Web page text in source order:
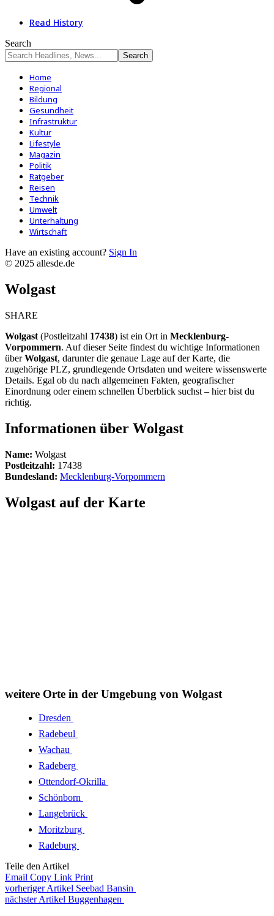
Read History
Search
Home
Regional
Bildung
Gesundheit
Infrastruktur
Kultur
Lifestyle
Magazin
Politik
Ratgeber
Reisen
Technik
Umwelt
Unterhaltung
Wirtschaft
Have an existing account? Sign In
© 2025 allesde.de
Wolgast
SHARE
Wolgast (Postleitzahl 17438) ist ein Ort in Mecklenburg-
Vorpommern. Auf dieser Seite findest du wichtige Informationen
überWolgast, darunter die genaue Lage auf der Karte, die
zugehörige PLZ, grundlegende Ortsdaten und weitere wissenswerte
Details. Egal ob du nach allgemeinen Fakten, geografischer
Einordnung oder einem schnellen Überblick suchst – hier bist du
richtig.
Informationen über Wolgast
Name: Wolgast
Postleitzahl: 17438
Bundesland: Mecklenburg-Vorpommern
Wolgast auf der Karte
weitere Orte in der Umgebung von Wolgast
Dresden
Radebeul
Wachau
Radeberg
Ottendorf-Okrilla
Schönborn
Langebrück
Moritzburg
Radeburg
Teile den Artikel
Email Copy Link Print
vorheriger Artikel Seebad Bansin
nächster Artikel Buggenhagen